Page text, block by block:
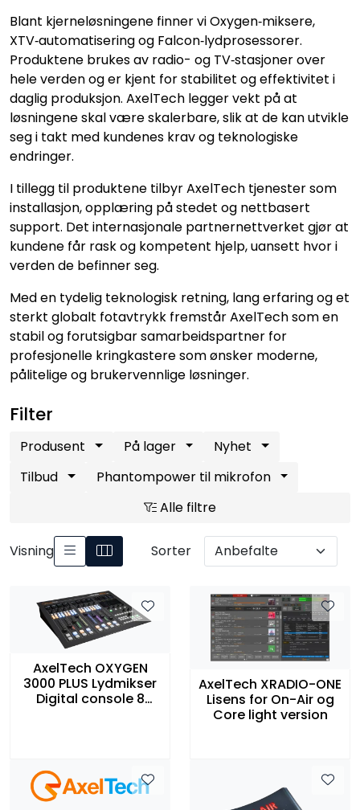
Blant kjerneløsningene finner vi Oxygen‑miksere,
XTV‑automatisering og Falcon‑lydprosessorer.
Produktene brukes av radio- og TV‑stasjoner over
hele verden og er kjent for stabilitet og effektivitet i
daglig produksjon. AxelTech legger vekt på at
løsningene skal være skalerbare, slik at de kan utvikle
seg i takt med kundenes krav og teknologiske
endringer.
I tillegg til produktene tilbyr AxelTech tjenester som
installasjon, opplæring på stedet og nettbasert
support. Det internasjonale partnernettverket gjør at
kundene får rask og kompetent hjelp, uansett hvor i
verden de befinner seg.
Med en tydelig teknologisk retning, lang erfaring og et
sterkt globalt fotavtrykk fremstår AxelTech som en
stabil og forutsigbar samarbeidspartner for
profesjonelle kringkastere som ønsker moderne,
pålitelige og brukervennlige løsninger.
Filter
Produsent På lager
Nyhet
Tilbud
Phantompower til mikrofon
Alle filtre
Visning Sorter
AxelTech OXYGEN
3000 PLUS Lydmikser
Digital console 8
AxelTech XRADIO-ONE
Lisens for On-Air og
Core light version